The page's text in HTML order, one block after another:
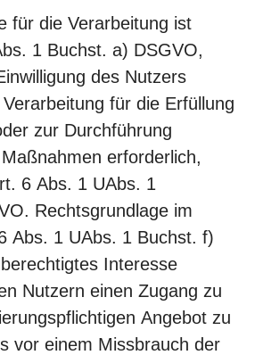
für die Verarbeitung ist
1 Buchst. a) DSGVO,
des Nutzers
für die Erfüllung
zur Durchführung
erforderlich,
6 Abs. 1 UAbs. 1
Rechtsgrundlage im
Abs. 1 UAbs. 1 Buchst. f)
Interesse
Nutzern einen Zugang zu
Angebot zu
vor einem Missbrauch der